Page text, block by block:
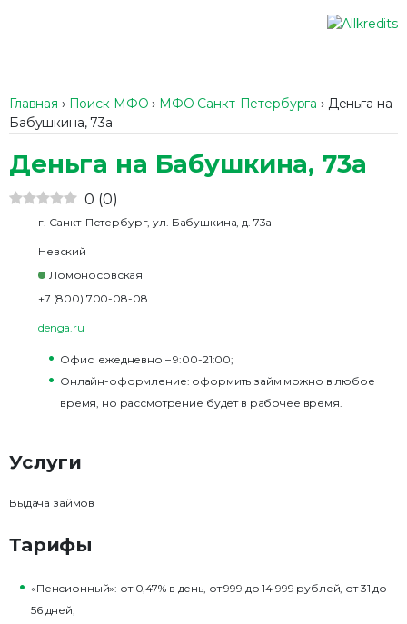
Главная › Поиск МФО › МФО Санкт-Петербурга › Деньга на
Бабушкина, 73а
Деньга на Бабушкина, 73а
0 (0)
г. Санкт-Петербург, ул. Бабушкина, д. 73а
Невский
Ломоносовская
+7 (800) 700-08-08
denga.ru
Офис: ежедневно – 9:00-21:00;
Онлайн-оформление: оформить займ можно в любое
время, но рассмотрение будет в рабочее время.
Услуги
Выдача займов
Тарифы
«Пенсионный»: от 0,47% в день, от 999 до 14 999 рублей, от 31 до
56 дней;